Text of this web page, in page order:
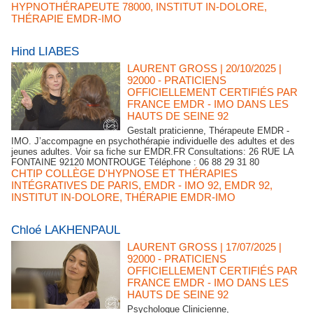
HYPNOTHÉRAPEUTE 78000, INSTITUT IN-DOLORE,
THÉRAPIE EMDR-IMO
Hind LIABES
LAURENT GROSS | 20/10/2025 |
92000 - PRATICIENS
OFFICIELLEMENT CERTIFIÉS PAR
FRANCE EMDR - IMO DANS LES
HAUTS DE SEINE 92
Gestalt praticienne, Thérapeute EMDR -
IMO. J’accompagne en psychothérapie individuelle des adultes et des
jeunes adultes. Voir sa fiche sur EMDR.FR Consultations: 26 RUE LA
FONTAINE 92120 MONTROUGE Téléphone : 06 88 29 31 80
CHTIP COLLÈGE D'HYPNOSE ET THÉRAPIES
INTÉGRATIVES DE PARIS, EMDR - IMO 92, EMDR 92,
INSTITUT IN-DOLORE, THÉRAPIE EMDR-IMO
Chloé LAKHENPAUL
LAURENT GROSS | 17/07/2025 |
92000 - PRATICIENS
OFFICIELLEMENT CERTIFIÉS PAR
FRANCE EMDR - IMO DANS LES
HAUTS DE SEINE 92
Psychologue Clinicienne,